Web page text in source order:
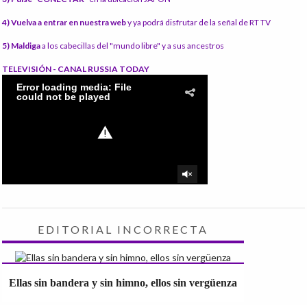
4) Vuelva a entrar en nuestra weby ya podrá disfrutar de la señal de RT TV
5) Maldigaa los cabecillas del "mundo libre" y a sus ancestros
TELEVISIÓN - CANAL RUSSIA TODAY
EDITORIAL INCORRECTA
Ellas sin bandera y sin himno, ellos sin vergüenza